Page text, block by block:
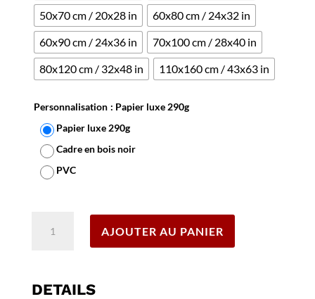
50x70 cm / 20x28 in
60x80 cm / 24x32 in
60x90 cm / 24x36 in
70x100 cm / 28x40 in
80x120 cm / 32x48 in
110x160 cm / 43x63 in
Personnalisation : Papier luxe 290g
Papier luxe 290g
Cadre en bois noir
PVC
du
AJOUTER AU PANIER
DETAILS